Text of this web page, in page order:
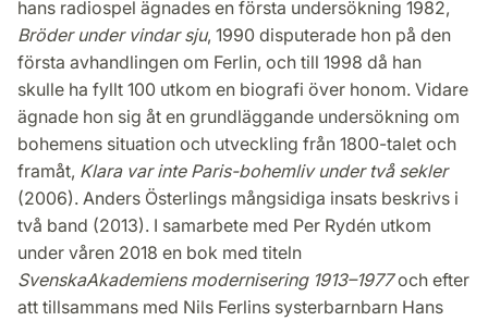
hans radiospel ägnades en första undersökning 1982,
Bröder under vindar sju, 1990 disputerade hon på den
första avhandlingen om Ferlin, och till 1998 då han
skulle ha fyllt 100 utkom en biografi över honom. Vidare
ägnade hon sig åt en grundläggande undersökning om
bohemens situation och utveckling från 1800-talet och
framåt, Klara var inte Paris-bohemliv under två sekler
(2006). Anders Österlings mångsidiga insats beskrivs i
två band (2013). I samarbete med Per Rydén utkom
under våren 2018 en bok med titeln
SvenskaAkademiens modernisering 1913–1977och efter
att tillsammans med Nils Ferlins systerbarnbarn Hans